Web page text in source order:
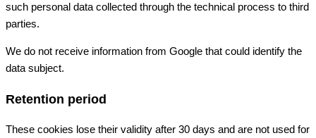
such personal data collected through the technical process to third
parties.
We do not receive information from Google that could identify the
data subject.
Retention period
These cookies lose their validity after 30 days and are not used for